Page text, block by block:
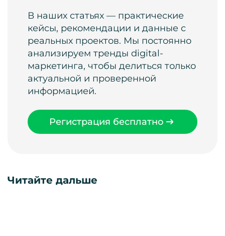
В наших статьях — практические
кейсы, рекомендации и данные с
реальных проектов. Мы постоянно
анализируем тренды digital-
маркетинга, чтобы делиться только
актуальной и проверенной
информацией.
Регистрация бесплатно
Читайте дальше